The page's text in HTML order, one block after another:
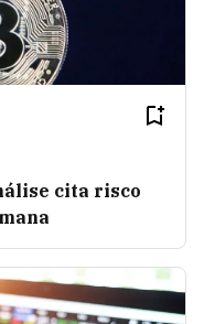
cita risco